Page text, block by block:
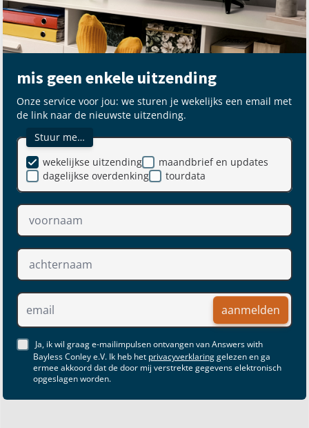
mis geen enkele uitzending
Onze service voor jou: we sturen je wekelijks een email met
de link naar de nieuwste uitzending.
Stuur me…
maandbrief en updates
dagelijkse overdenking
wekelijkse uitzending
tourdata
aanmelden
Ja, ik wil graag e-mailimpulsen ontvangen van Answers with
Bayless Conley e.V. Ik heb het privacyverklaringgelezen en ga
ermee akkoord dat de door mij verstrekte gegevens elektronisch
opgeslagen worden.